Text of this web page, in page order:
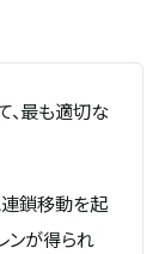
、最も適切な
鎖移動を起
ンが得られ